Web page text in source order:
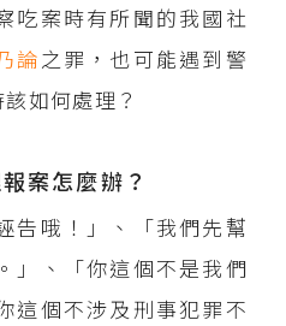
吃案時有所聞的我國社
論之罪，也可能遇到警
如何處理？
案怎麼辦？
告哦！」、「我們先幫
」、「你這個不是我們
這個不涉及刑事犯罪不